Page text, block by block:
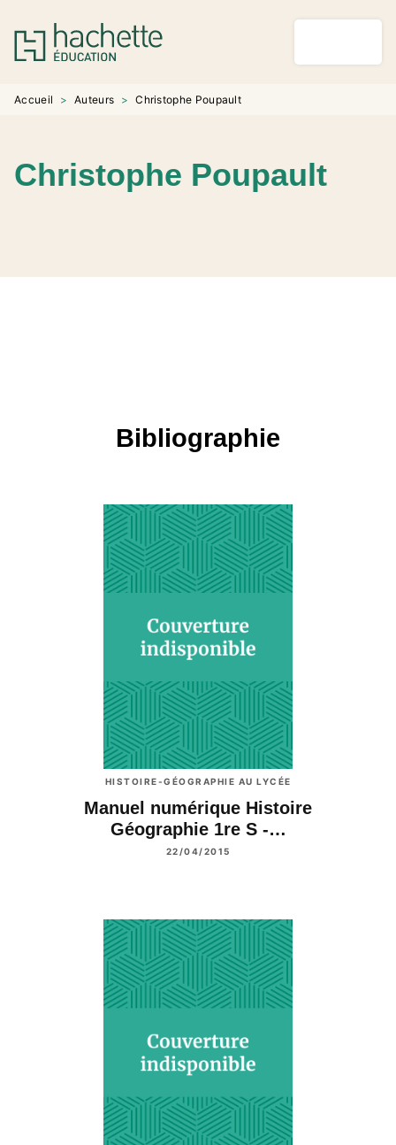
MENU RECHERCHE
PIED DE PAGE
Accueil > Auteurs > Christophe Poupault
Christophe Poupault
Bibliographie
HISTOIRE-GÉOGRAPHIE AU LYCÉE
Manuel numérique Histoire
Géographie 1re S -…
22/04/2015